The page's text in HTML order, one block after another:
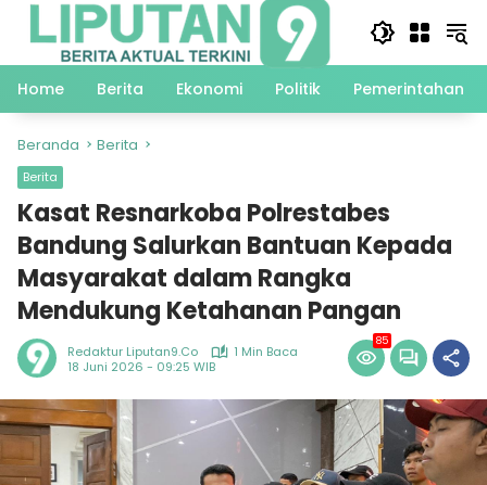
Langsung
Home
Berita Ekonomi Politik Pemerintahan
Beranda Berita
Berita
Kasat Resnarkoba Polrestabes
Bandung Salurkan Bantuan Kepada
Masyarakat dalam Rangka
Mendukung Ketahanan Pangan
Redaktur Liputan9.co
1 Min Baca
18 Juni 2026 - 09:25 WIB
85